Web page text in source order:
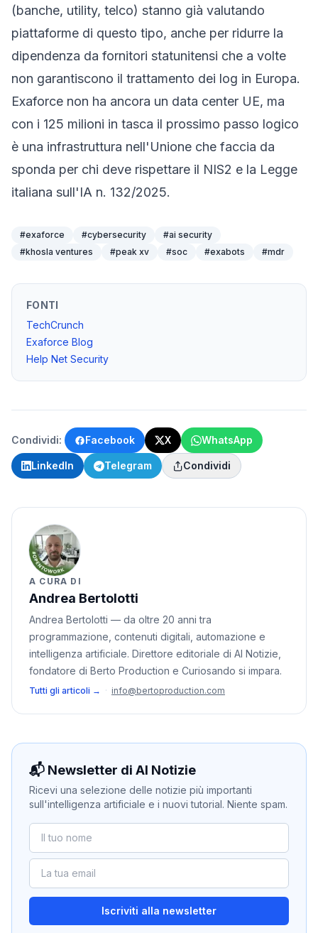
(banche, utility, telco) stanno già valutando
piattaforme di questo tipo, anche per ridurre la
dipendenza da fornitori statunitensi che a volte
non garantiscono il trattamento dei log in Europa.
Exaforce non ha ancora un data center UE, ma
con i 125 milioni in tasca il prossimo passo logico
è una infrastruttura nell'Unione che faccia da
sponda per chi deve rispettare il NIS2 e la Legge
italiana sull'IA n. 132/2025.
#exaforce #cybersecurity #ai security
#khosla ventures #peak xv #soc #exabots #mdr
FONTI
TechCrunch
Exaforce Blog
Help Net Security
Condividi: Facebook X WhatsApp
LinkedIn Telegram Condividi
A CURA DI
Andrea Bertolotti
Andrea Bertolotti — da oltre 20 anni tra
programmazione, contenuti digitali, automazione e
intelligenza artificiale. Direttore editoriale di AI Notizie,
fondatore di Berto Production e Curiosando si impara.
Tutti gli articoli → · info@bertoproduction.com
📬 Newsletter di AI Notizie
Ricevi una selezione delle notizie più importanti
sull'intelligenza artificiale e i nuovi tutorial. Niente spam.
Iscriviti alla newsletter